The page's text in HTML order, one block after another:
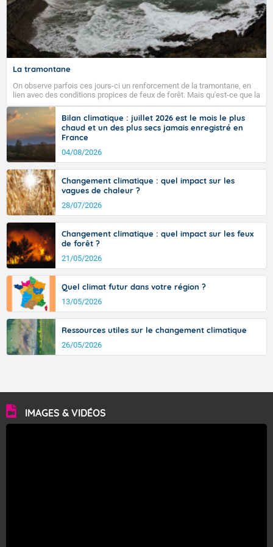
La tramontane
On observe parfois ces jours-ci un renforcement de la tramontane, en
lien avec des conditions propices de feux de forêt. Mais qu'est-ce que la
tramontane ? Quelles sont ses caractéristiques ? La tramontane est un
vent turbulent soufflant de secteur nord-ouest à nord, ou ouest à nord-
ouest, dans un secteur qui part du Roussillon à la vallée de l’Aude et à
l’ouest de l’Hérault. L’étymologie de ce vent vient du latin trasmontanus,
signifiant au-delà des monts, en allusion aux régions montagneuses
d’où provient ce vent.
Bilan climatique : juillet 2026 est le mois le plus
chaud et un des plus secs jamais enregistré en
France
04/08/2026
Changement climatique : quel impact sur les
vagues de chaleur ?
28/07/2026
Changement climatique : quel impact sur les feux
de forêt ?
21/05/2026
Quel climat futur dans votre région ?
13/05/2026
Ressources utiles sur le changement climatique
26/05/2026
IMAGES & VIDÉOS